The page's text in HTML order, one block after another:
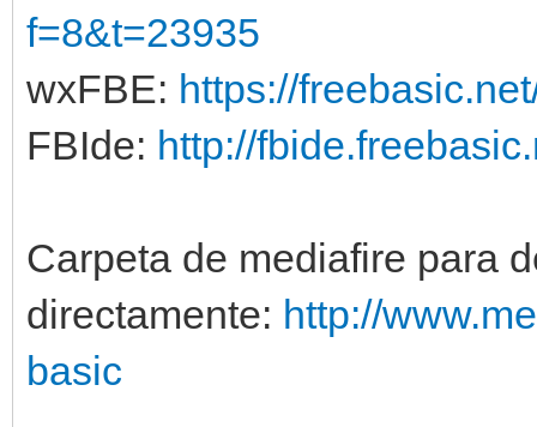
f=8&t=23935
wxFBE: https://
FBIde: http://
Carpeta de mediafire para
directamente: http://
basic